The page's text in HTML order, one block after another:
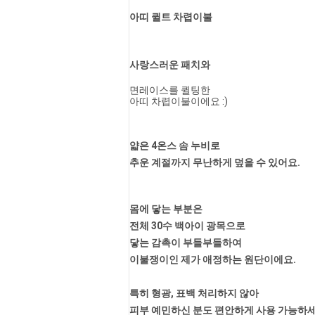
아띠 퀼트 차렵이불
사랑스러운 패치와
면레이스를 퀼팅한
아띠 차렵이불이에요 :)
얇은 4온스 솜 누비로
추운 계절까지 무난하게 덮을 수 있어요.
몸에 닿는 부분은
전체 30수 백아이 광목으로
닿는 감촉이 부들부들하여
이불쟁이인 제가 애정하는 원단이에요.
특히 형광, 표백 처리하지 않아
피부 예민하신 분도 편안하게 사용 가능하